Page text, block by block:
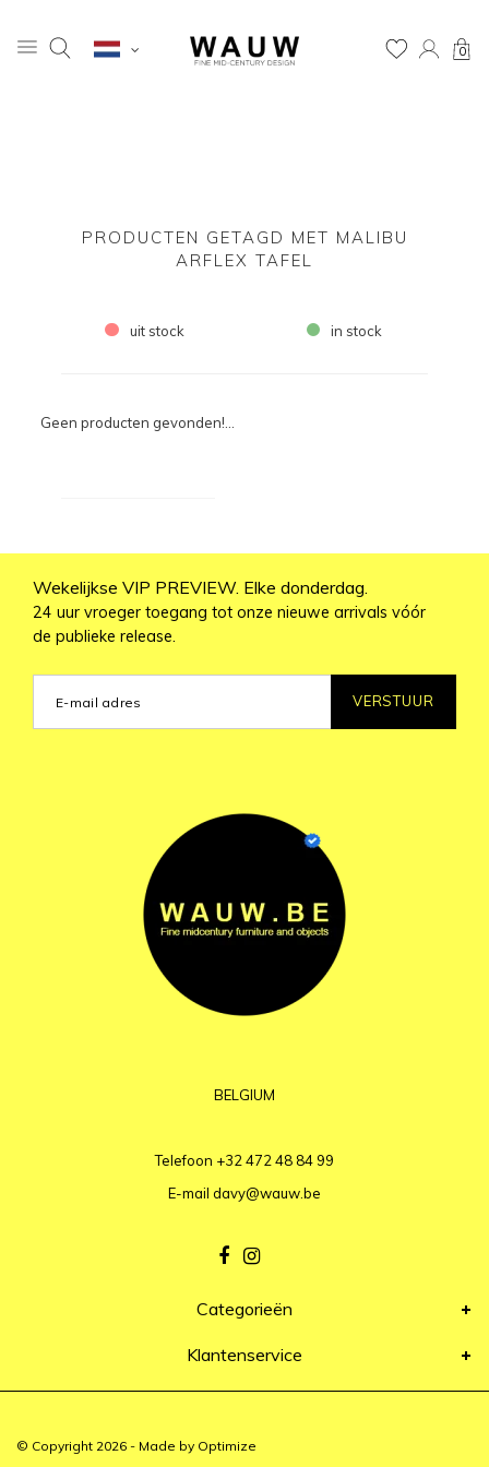
0
PRODUCTEN GETAGD MET MALIBU
ARFLEX TAFEL
uit stock in stock
Geen producten gevonden!...
Wekelijkse VIP PREVIEW. Elke donderdag.
24 uur vroeger toegang tot onze nieuwe arrivals vóór
de publieke release.
VERSTUUR
BELGIUM
Telefoon +32 472 48 84 99
E-mail davy@wauw.be
Categorieën
Klantenservice
© Copyright 2026 - Made by Optimize